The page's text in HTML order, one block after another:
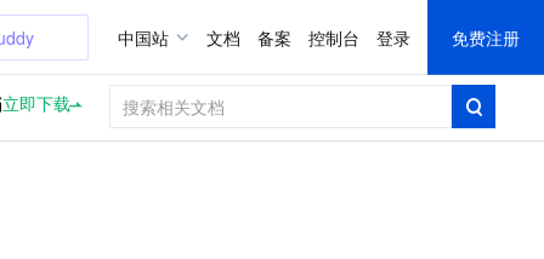
中国站 文档 备案 控制台 登录 免费注册
立即下载